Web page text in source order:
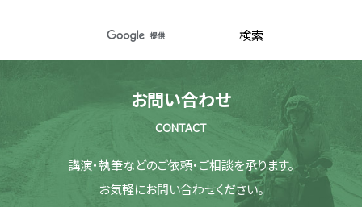
お問い合わせ
CONTACT
講演・執筆などのご依頼・ご相談を承ります。
お気軽にお問い合わせください。